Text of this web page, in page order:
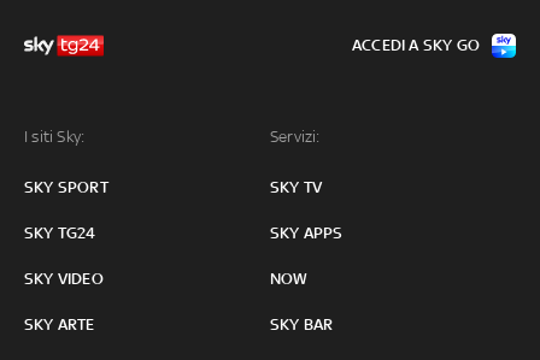
I siti Sky:
SKY SPORT
SKY TG24
SKY VIDEO
SKY ARTE
Servizi:
SKY TV
SKY APPS
NOW
SKY BAR
ACCEDI A SKY GO